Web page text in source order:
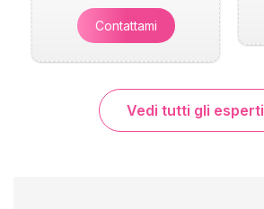
Contattami
Vedi tutti gli esperti